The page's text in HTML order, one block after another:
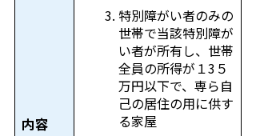
内容
特別障がい者のみの
世帯で当該特別障が
い者が所有し、世帯
全員の所得が１3５
万円以下で、専ら自
己の居住の用に供す
る家屋